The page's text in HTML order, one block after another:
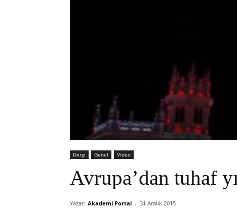
Dergi Genel Video
Avrupa’dan tuhaf
Yazar: Akademi Portal - 31 Aralık 2015